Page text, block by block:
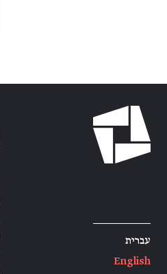
עברית
English